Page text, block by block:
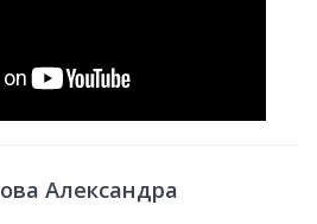
Александра